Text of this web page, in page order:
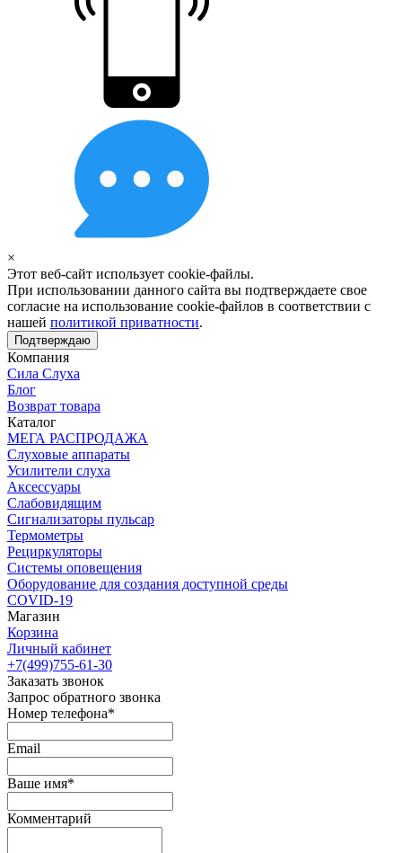
×
Этот веб-сайт использует cookie-файлы.
При использовании данного сайта вы подтверждаете свое
согласие на использование cookie-файлов в соответствии с
нашей политикой приватности.
Подтверждаю
Компания
Сила Слуха
Блог
Возврат товара
Каталог
МЕГА РАСПРОДАЖА
Слуховые аппараты
Усилители слуха
Аксессуары
Слабовидящим
Сигнализаторы пульсар
Термометры
Рециркуляторы
Cистемы оповещения
Оборудование для создания доступной среды
COVID-19
Магазин
Корзина
Личный кабинет
+7(499)755-61-30
Заказать звонок
Запрос обратного звонка
Номер телефона*
Email
Ваше имя*
Комментарий